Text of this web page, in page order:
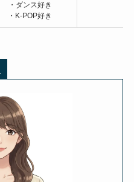
・ダンス好き
・K-POP好き